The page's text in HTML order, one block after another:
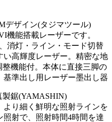
デザイン(タジマツール)
機能搭載レーザーです。
消灯・ライン・モード切替
高輝度レーザー。精密な地
整機能付。本体に直接三脚の
準出し用レーザー墨出し器
製鋸(YAMASHIN)
り細く鮮明な照射ラインを
射で、照射時間4時間を達